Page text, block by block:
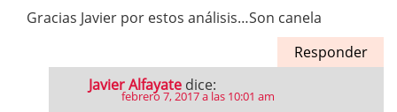
Gracias Javier por estos análisis…Son canela
Responder
Javier Alfayate dice:
febrero 7, 2017 a las 10:01 am